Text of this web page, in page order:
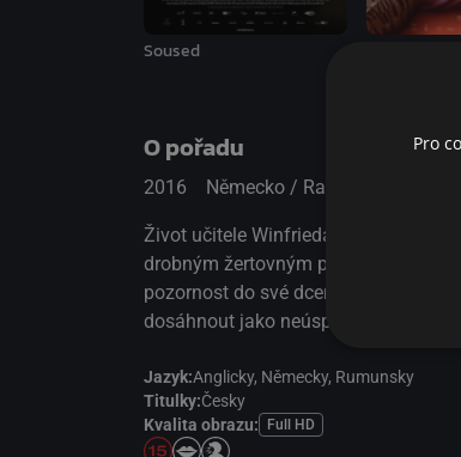
Soused
O pořadu
2016 Německo / Rakousko /
Život učitele Winfrieda Conradiho
drobným žertovným převlekem.
pozornost do své dcery Ines, která
dosáhnout jako neúspěšný otec,
Jazyk:Anglicky, Německy, Rumunsky
Titulky:Česky
Kvalita obrazu:
Full HD
Pro